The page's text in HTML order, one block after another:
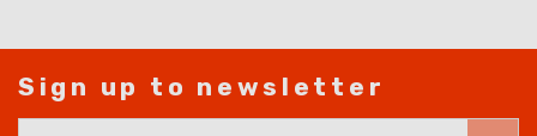
Sign up to newsletter